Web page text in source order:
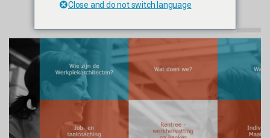
Close and do not switch language